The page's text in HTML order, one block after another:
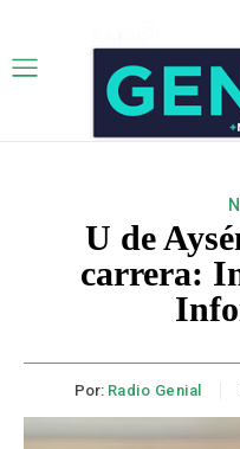
U de
carrera:
Por: Radio Genial